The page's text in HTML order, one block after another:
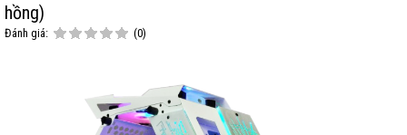
hồng)
Đánh giá: (0)